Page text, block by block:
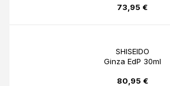
73,95 €
SHISEIDO
Ginza EdP 30ml
80,95 €